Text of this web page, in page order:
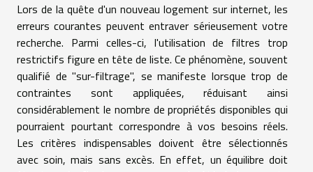
Lors de la quête d'un nouveau logement sur internet, les
erreurs courantes peuvent entraver sérieusement votre
recherche. Parmi celles-ci, l'utilisation de filtres trop
restrictifs figure en tête de liste. Ce phénomène, souvent
qualifié de "sur-filtrage", se manifeste lorsque trop de
contraintes sont appliquées, réduisant ainsi
considérablement le nombre de propriétés disponibles qui
pourraient pourtant correspondre à vos besoins réels.
Les critères indispensables doivent être sélectionnés
avec soin, mais sans excès. En effet, un équilibre doit